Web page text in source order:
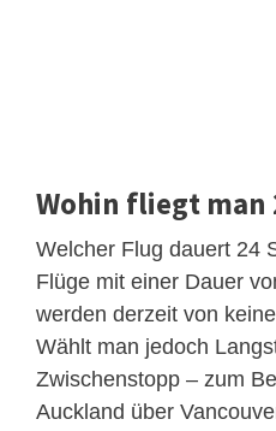
Wohin fliegt man
Welcher Flug dauert 24
Flüge mit einer Dauer
werden derzeit von
Wählt man jedoch
Zwischenstopp – zum
Auckland über